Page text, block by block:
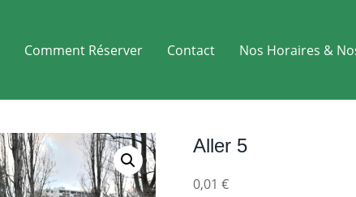
Comment Réserver Contact Nos Horaires &
Aller 5
0,01 €